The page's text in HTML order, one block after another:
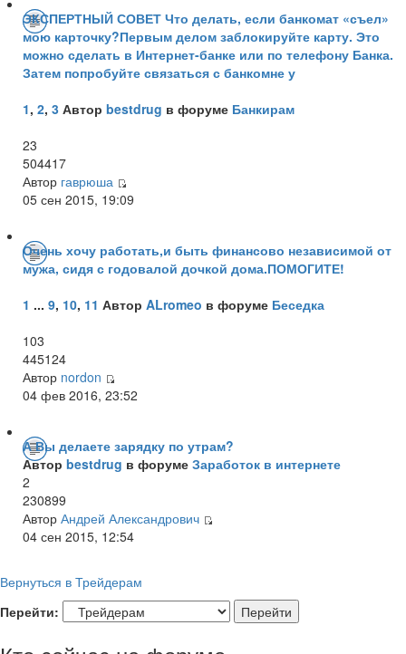
ЭКСПЕРТНЫЙ СОВЕТ Что делать, если банкомат «съел»
мою карточку?Первым делом заблокируйте карту. Это
можно сделать в Интернет-банке или по телефону Банка.
Затем попробуйте связаться с банкомне у
1, 2, 3 Автор bestdrug в форуме Банкирам
23
504417
Автор гаврюша
05 сен 2015, 19:09
Очень хочу работать,и быть финансово независимой от
мужа, сидя с годовалой дочкой дома.ПОМОГИТЕ!
1 ... 9, 10, 11 Автор ALromeo в форуме Беседка
103
445124
Автор nordon
04 фев 2016, 23:52
А Вы делаете зарядку по утрам?
Автор bestdrug в форуме Заработок в интернете
2
230899
Автор Андрей Александрович
04 сен 2015, 12:54
Вернуться в Трейдерам
Перейти: